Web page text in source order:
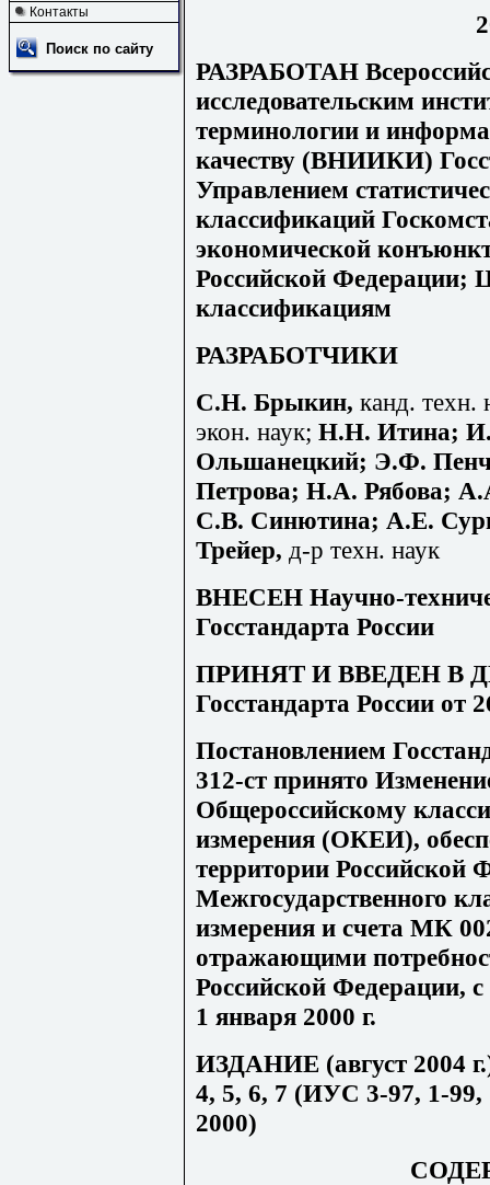
Контакты
Поиск по сайту
РАЗРАБОТАН
исследовательским
терминологии и
качеству (ВНИИКИ)
Управлением
классификаций
экономической
Российской Федерации;
классификациям
РАЗРАБОТЧИКИ
С.Н. Брыкин, канд. техн.
экон. наук; Н.Н. Итина;
Ольшанецкий; Э.Ф.
Петрова; Н.А. Рябова;
С.В. Синютина; А.Е.
Трейер, д-р техн. наук
ВНЕСЕН Научно-
Госстандарта России
ПРИНЯТ И ВВЕДЕН В
Госстандарта России от
Постановлением
312-ст принято
Общероссийскому
измерения (ОКЕИ),
территории Российской
Межгосударственного
измерения и счета МК
отражающими
Российской Федерации, с
1 января 2000 г.
ИЗДАНИЕ (август 2004
4, 5, 6, 7 (ИУС 3-97, 1-99,
2000)